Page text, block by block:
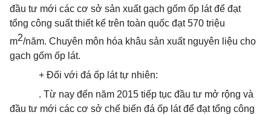
đầu tư mới các cơ sở sản xuất gạch gốm ốp lát để đạt
tổng công suất thiết kế trên toàn quốc đạt 570 triệu
m2/năm. Chuyên môn hóa khâu sản xuất nguyên liệu cho
gạch gốm ốp lát.
+ Đối với đá ốp lát tự nhiên:
. Từ nay đến năm 2015 tiếp tục đầu tư mở rộng và
đầu tư mới các cơ sở chế biến đá ốp lát để đạt tổng công